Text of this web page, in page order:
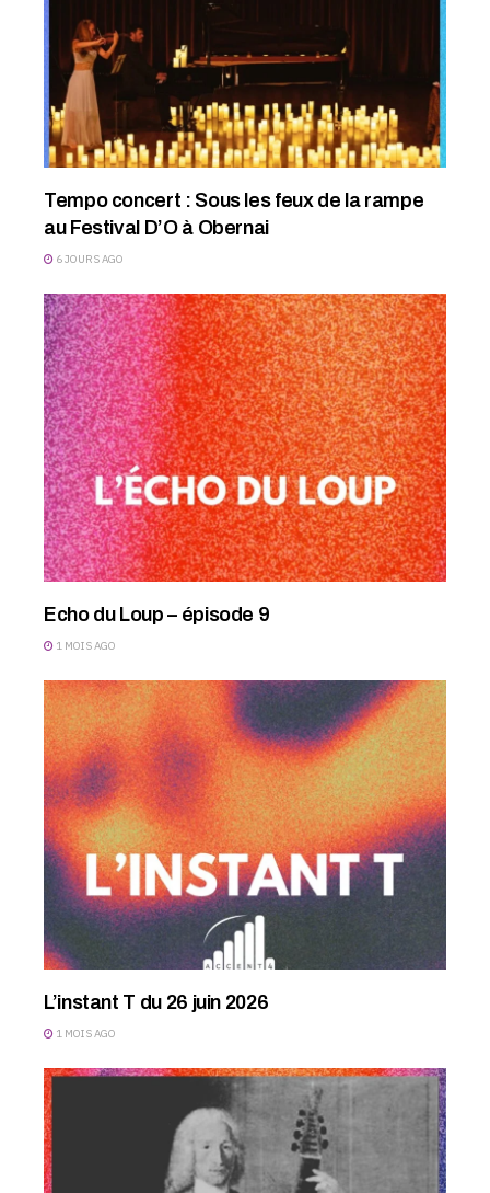
Tempo concert : Sous les feux de la rampe
au Festival D’O à Obernai
6 JOURS AGO
Echo du Loup – épisode 9
1 MOIS AGO
L’instant T du 26 juin 2026
1 MOIS AGO